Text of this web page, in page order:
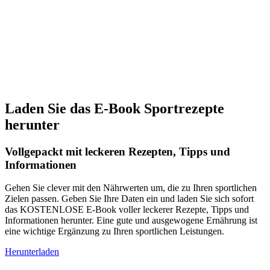
Laden Sie das E-Book Sportrezepte
herunter
Vollgepackt mit leckeren Rezepten, Tipps und
Informationen
Gehen Sie clever mit den Nährwerten um, die zu Ihren sportlichen
Zielen passen. Geben Sie Ihre Daten ein und laden Sie sich sofort
das KOSTENLOSE E-Book voller leckerer Rezepte, Tipps und
Informationen herunter. Eine gute und ausgewogene Ernährung ist
eine wichtige Ergänzung zu Ihren sportlichen Leistungen.
Herunterladen